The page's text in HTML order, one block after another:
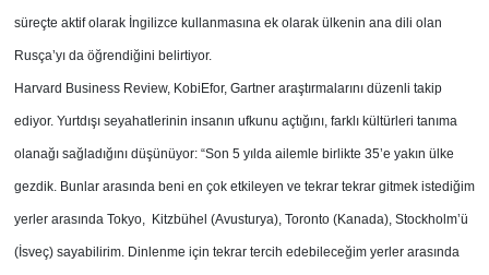
süreçte aktif olarak İngilizce kullanmasına ek olarak ülkenin ana dili olan
Rusça’yı da öğrendiğini belirtiyor.
Harvard Business Review, KobiEfor, Gartner araştırmalarını düzenli takip
ediyor. Yurtdışı seyahatlerinin insanın ufkunu açtığını, farklı kültürleri tanıma
olanağı sağladığını düşünüyor: “Son 5 yılda ailemle birlikte 35’e yakın ülke
gezdik. Bunlar arasında beni en çok etkileyen ve tekrar tekrar gitmek istediğim
yerler arasında Tokyo, Kitzbühel (Avusturya), Toronto (Kanada), Stockholm’ü
(İsveç) sayabilirim. Dinlenme için tekrar tercih edebileceğim yerler arasında